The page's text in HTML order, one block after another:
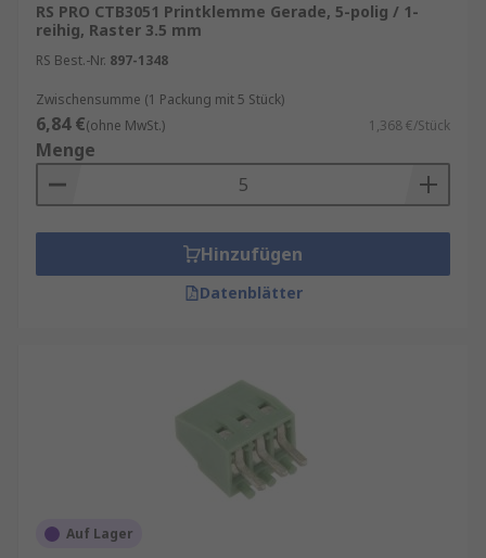
RS PRO CTB3051 Printklemme Gerade, 5-polig / 1-
reihig, Raster 3.5 mm
RS Best.-Nr. 897-1348
Zwischensumme (1 Packung mit 5 Stück)
6,84 €(ohne MwSt.) 1,368 €/Stück
Menge
Hinzufügen
Datenblätter
Auf Lager